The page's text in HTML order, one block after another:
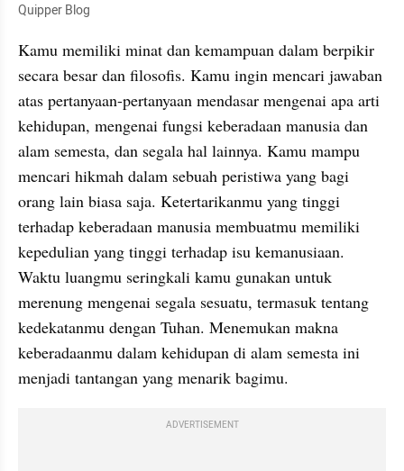
Quipper Blog
Kamu memiliki minat dan kemampuan dalam berpikir
secara besar dan filosofis. Kamu ingin mencari jawaban
atas pertanyaan-pertanyaan mendasar mengenai apa arti
kehidupan, mengenai fungsi keberadaan manusia dan
alam semesta, dan segala hal lainnya. Kamu mampu
mencari hikmah dalam sebuah peristiwa yang bagi
orang lain biasa saja. Ketertarikanmu yang tinggi
terhadap keberadaan manusia membuatmu memiliki
kepedulian yang tinggi terhadap isu kemanusiaan.
Waktu luangmu seringkali kamu gunakan untuk
merenung mengenai segala sesuatu, termasuk tentang
kedekatanmu dengan Tuhan. Menemukan makna
keberadaanmu dalam kehidupan di alam semesta ini
menjadi tantangan yang menarik bagimu.
ADVERTISEMENT